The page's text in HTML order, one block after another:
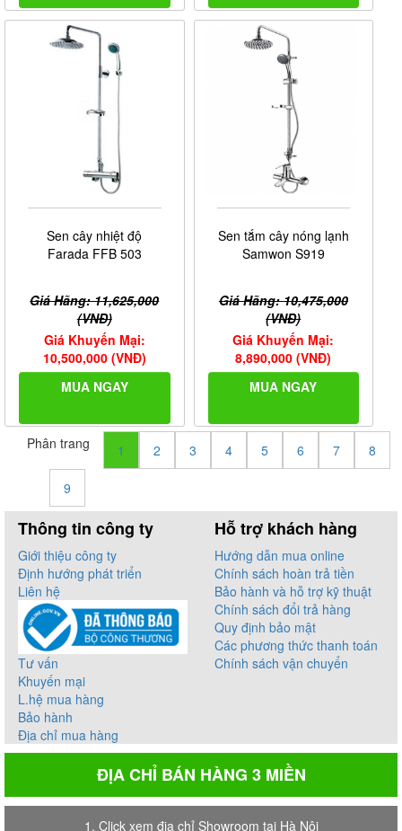
Sen cây nhiệt độ
Farada FFB 503
Giá Hãng: 11,625,000
(VNĐ)
Giá Khuyến Mại:
10,500,000 (VNĐ)
MUA NGAY
Sen tắm cây nóng lạnh
Samwon S919
Giá Hãng: 10,475,000
(VNĐ)
Giá Khuyến Mại:
8,890,000 (VNĐ)
MUA NGAY
Phân trang 1 2 3 4 5 6 7 8
9
Thông tin công ty
Giới thiệu công ty
Định hướng phát triển
Liên hệ
Tư vấn
Khuyến mại
L.hệ mua hàng
Bảo hành
Địa chỉ mua hàng
Hỗ trợ khách hàng
Hướng dẫn mua online
Chính sách hoàn trả tiền
Bảo hành và hỗ trợ kỹ thuật
Chính sách đổi trả hàng
Quy định bảo mật
Các phương thức thanh toán
Chính sách vận chuyển
ĐỊA CHỈ BÁN HÀNG 3 MIỀN
1. Click xem địa chỉ Showroom tại Hà Nội